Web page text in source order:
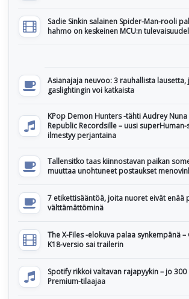
Sadie Sinkin salainen Spider-Man-rooli
hahmo on keskeinen MCU:n
Asianajaja neuvoo: 3 rauhallista lausetta,
gaslightingin voi katkaista
KPop Demon Hunters -tähti Audrey
Republic Recordsille – uusi superHuman-
ilmestyy perjantaina
Tallensitko taas kiinnostavan paikan
muuttaa unohtuneet postaukset
7 etikettisääntöä, joita nuoret eivät enää
välttämättöminä
The X-Files -elokuva palaa synkempänä
K18-versio sai trailerin
Spotify rikkoi valtavan rajapyykin – jo
Premium-tilaajaa